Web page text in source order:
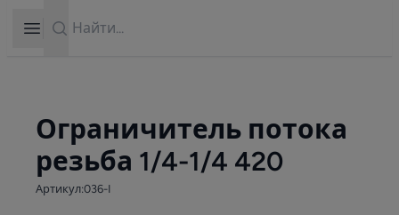
Open sidebar
Ограничитель потока
резьба 1/4-1/4 420
Артикул:036-I